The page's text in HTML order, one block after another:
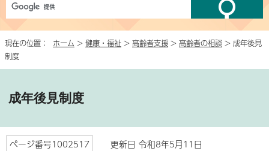
現在の位置： ホーム > 健康・福祉 > 高齢者支援 > 高齢者の相談 > 成年後見
制度
成年後見制度
ページ番号1002517 更新日 令和8年5月11日